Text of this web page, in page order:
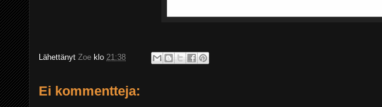
Lähettänyt Zoe klo 21:38
Ei kommentteja: